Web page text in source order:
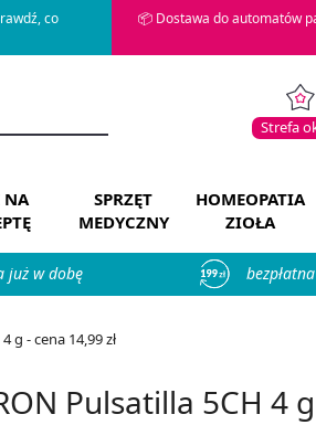
co
📦 Dostawa do automatów
Strefa
NA
SPRZĘT
MEDYCZNY
HOMEOPATIA
ZIOŁA
już w dobę
g - cena 14,99 zł
Pulsatilla 5CH 4 g